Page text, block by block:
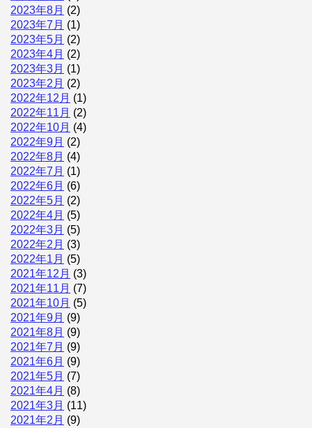
2023年8月 (2)
2023年7月 (1)
2023年5月 (2)
2023年4月 (2)
2023年3月 (1)
2023年2月 (2)
2022年12月 (1)
2022年11月 (2)
2022年10月 (4)
2022年9月 (2)
2022年8月 (4)
2022年7月 (1)
2022年6月 (6)
2022年5月 (2)
2022年4月 (5)
2022年3月 (5)
2022年2月 (3)
2022年1月 (5)
2021年12月 (3)
2021年11月 (7)
2021年10月 (5)
2021年9月 (9)
2021年8月 (9)
2021年7月 (9)
2021年6月 (9)
2021年5月 (7)
2021年4月 (8)
2021年3月 (11)
2021年2月 (9)